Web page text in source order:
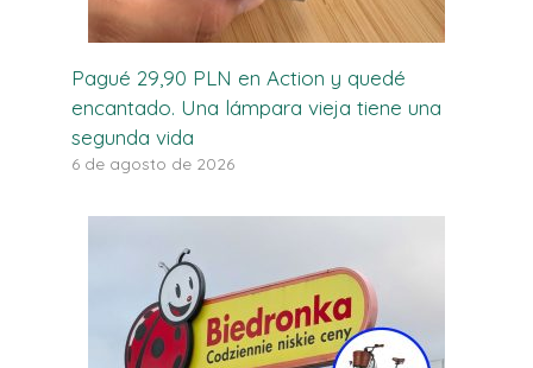
Pagué 29,90 PLN en Action y quedé
encantado. Una lámpara vieja tiene una
segunda vida
6 de agosto de 2026